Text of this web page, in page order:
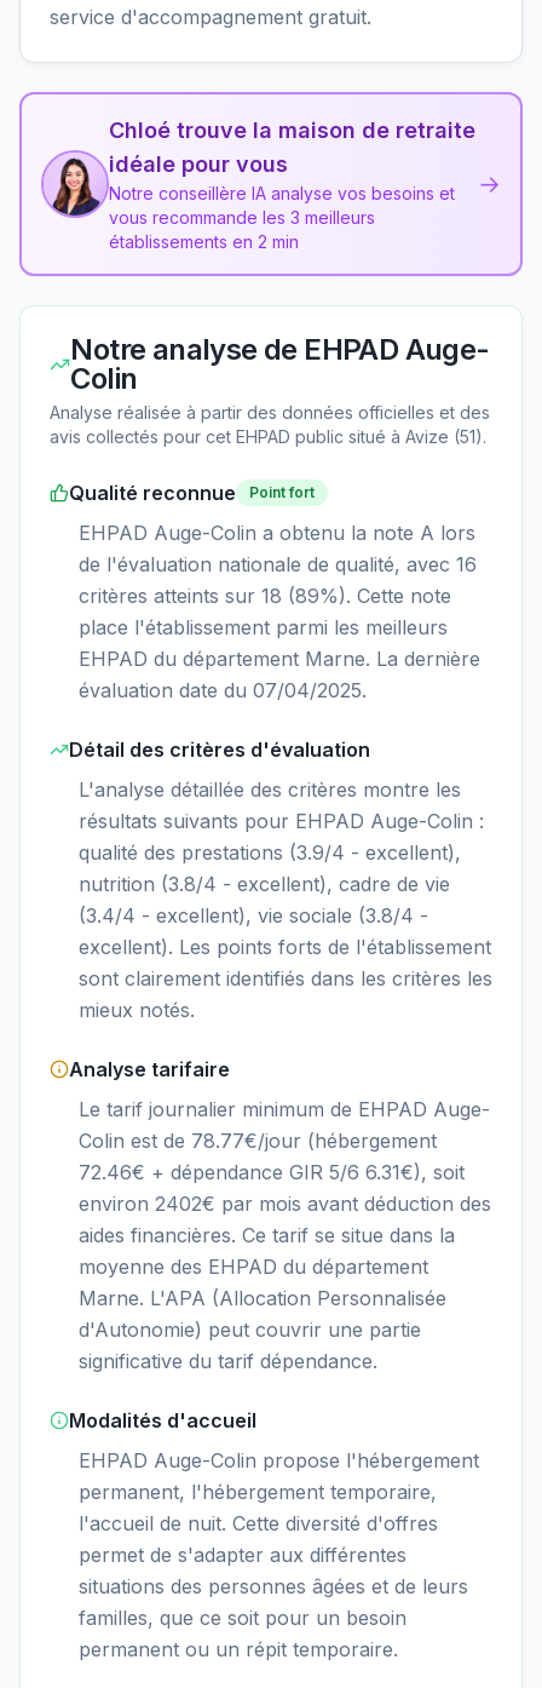
service d'accompagnement gratuit.
Chloé trouve la maison de retraite
idéale pour vous
Notre conseillère IA analyse vos besoins et
vous recommande les 3 meilleurs
établissements en 2 min
→
Notre analyse de EHPAD Auge-
Colin
Analyse réalisée à partir des données officielles et des
avis collectés pour cet EHPAD public situé à Avize (51).
Qualité reconnue Point fort
EHPAD Auge-Colin a obtenu la note A lors
de l'évaluation nationale de qualité, avec 16
critères atteints sur 18 (89%). Cette note
place l'établissement parmi les meilleurs
EHPAD du département Marne. La dernière
évaluation date du 07/04/2025.
Détail des critères d'évaluation
L'analyse détaillée des critères montre les
résultats suivants pour EHPAD Auge-Colin :
qualité des prestations (3.9/4 - excellent),
nutrition (3.8/4 - excellent), cadre de vie
(3.4/4 - excellent), vie sociale (3.8/4 -
excellent). Les points forts de l'établissement
sont clairement identifiés dans les critères les
mieux notés.
Analyse tarifaire
Le tarif journalier minimum de EHPAD Auge-
Colin est de 78.77€/jour (hébergement
72.46€ + dépendance GIR 5/6 6.31€), soit
environ 2402€ par mois avant déduction des
aides financières. Ce tarif se situe dans la
moyenne des EHPAD du département
Marne. L'APA (Allocation Personnalisée
d'Autonomie) peut couvrir une partie
significative du tarif dépendance.
Modalités d'accueil
EHPAD Auge-Colin propose l'hébergement
permanent, l'hébergement temporaire,
l'accueil de nuit. Cette diversité d'offres
permet de s'adapter aux différentes
situations des personnes âgées et de leurs
familles, que ce soit pour un besoin
permanent ou un répit temporaire.